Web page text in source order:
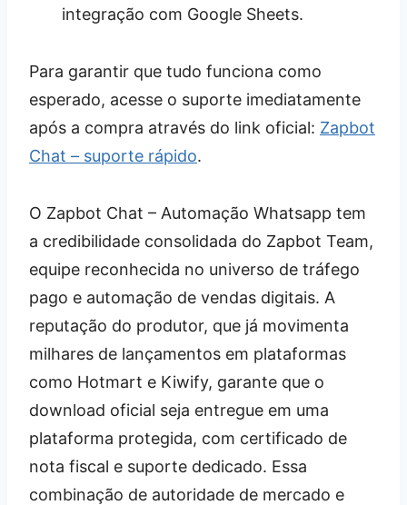
integração com Google Sheets.
Para garantir que tudo funciona como
esperado, acesse o suporte imediatamente
após a compra através do link oficial: Zapbot
Chat – suporte rápido.
O Zapbot Chat – Automação Whatsapp tem
a credibilidade consolidada do Zapbot Team,
equipe reconhecida no universo de tráfego
pago e automação de vendas digitais. A
reputação do produtor, que já movimenta
milhares de lançamentos em plataformas
como Hotmart e Kiwify, garante que o
download oficial seja entregue em uma
plataforma protegida, com certificado de
nota fiscal e suporte dedicado. Essa
combinação de autoridade de mercado e